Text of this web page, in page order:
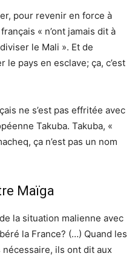
pour revenir en force à
« n’ont jamais dit à
le Mali ». Et de
pays en esclave; ça, c’est
ne s’est pas effritée avec
Takuba. Takuba, «
ça n’est pas un nom
Maïga
la situation malienne avec
la France? (…) Quand les
nécessaire, ils ont dit aux